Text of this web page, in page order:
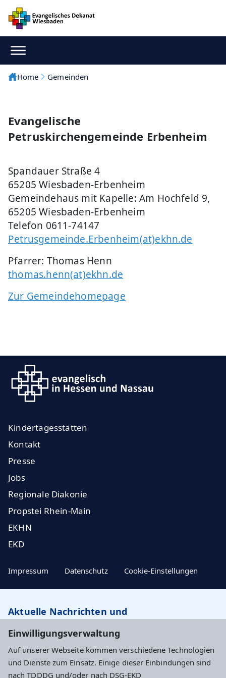
Einwilligungsverwaltung
Auf unserer Webseite kommen verschiedene Technologien
und Dienste zum Einsatz. Einige dieser Einbindungen sind
nach TDDDG und/oder nach DSG-EKD
Home Gemeinden
Evangelische
Petruskirchengemeinde Erbenheim
Spandauer Straße 4
65205 Wiesbaden-Erbenheim
Gemeindehaus mit Kapelle: Am Hochfeld 9,
65205 Wiesbaden-Erbenheim
Telefon 0611-74147
Petrusgemeinde.Erbenheim(at)ekhn.de
Pfarrer: Thomas Henn
thomas.henn(at)ekhn.de
Zur Gemeindehomepage
Kindertagesstätten
Kontakt
Presse
Jobs
Regionale Diakonie
Propstei Rhein-Main
EKHN
EKD
Impressum Datenschutz Cookie-Einstellungen
Aktuelle Nachrichten und
Newsletter abonnieren